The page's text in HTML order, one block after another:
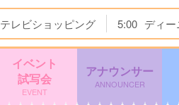
テレビショッピング 5:00 ディー
イベント
試写会
EVENT
アナウンサー
ANNOUNCER